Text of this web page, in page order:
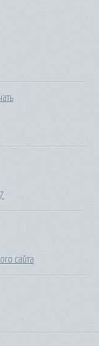
сайта